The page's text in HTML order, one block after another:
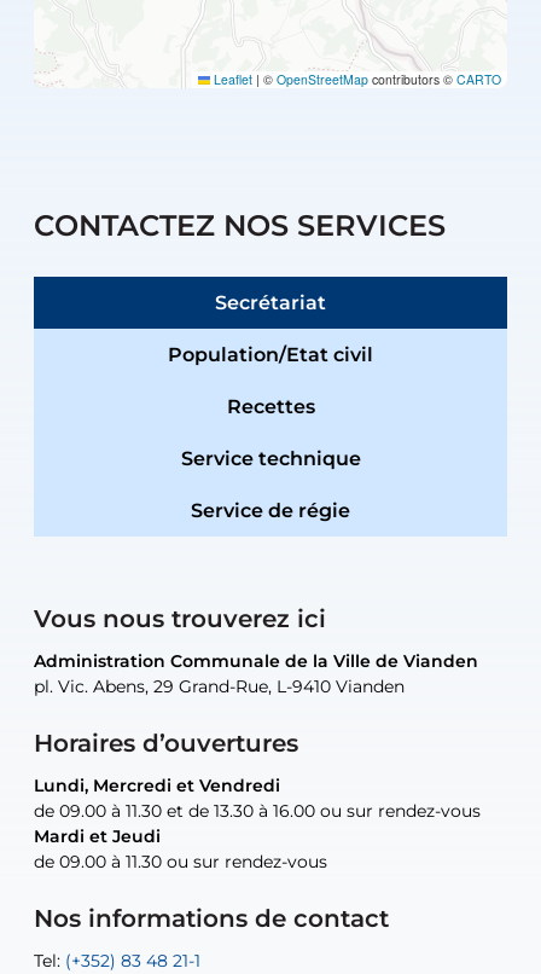
Leaflet | © OpenStreetMap contributors © CARTO
CONTACTEZ NOS SERVICES
Secrétariat
Population/Etat civil
Recettes
Service technique
Service de régie
Vous nous trouverez ici
Administration Communale de la Ville de Vianden
pl. Vic. Abens, 29 Grand-Rue, L-9410 Vianden
Horaires d’ouvertures
Lundi, Mercredi et Vendredi
de 09.00 à 11.30 et de 13.30 à 16.00 ou sur rendez-vous
Mardi et Jeudi
de 09.00 à 11.30 ou sur rendez-vous
Nos informations de contact
Tel: (+352) 83 48 21-1
Administration Communale de la Ville de Vianden
pl. Vic. Abens, 29 Grand-Rue, L-9410 Vianden
Lundi, Mercredi et Vendredi
de 09.00 à 11.30 et de 13.30 à 16.00 ou sur rendez-vous
Mardi et Jeudi
de 09.00 à 11.30 ou sur rendez-vous
Tel: (+352) 83 48 21-20
Administration Communale de la Ville de Vianden
pl. Vic. Abens, 29 Grand-Rue, L-9410 Vianden
uniquement sur rendez-vous
Mail:recette@vianden.lu
Administration Communale de la Ville de Vianden
pl. Vic. Abens, 29 Grand-Rue, L-9410 Vianden
uniquement sur rendez-vous
Tel:(+352) 83 48 21-31
Atelier Communal de la Ville de Vianden
30, rue Neugarten, L-9422 Vianden
uniquement sur rendez-vous
Tel:Permanence (Fuite d’eau) : 83 48 21 61